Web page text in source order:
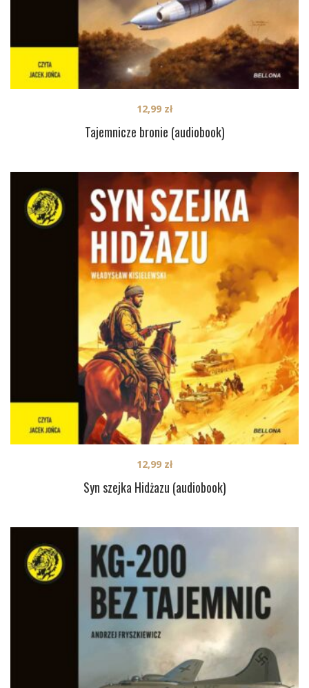
Tajemnicze bronie (audiobook)
12,99 zł
Syn szejka Hidżazu (audiobook)
12,99 zł